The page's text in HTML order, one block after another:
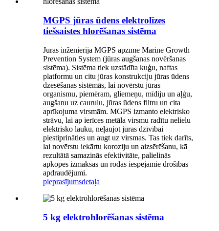
MGPS jūras ūdens elektrolīzes
tiešsaistes hlorēšanas sistēma
Jūras inženierijā MGPS apzīmē Marine Growth
Prevention System (jūras augšanas novēršanas
sistēma). Sistēma tiek uzstādīta kuģu, naftas
platformu un citu jūras konstrukciju jūras ūdens
dzesēšanas sistēmās, lai novērstu jūras
organismu, piemēram, gliemeņu, mīdiju un aļģu,
augšanu uz cauruļu, jūras ūdens filtru un cita
aprīkojuma virsmām. MGPS izmanto elektrisko
strāvu, lai ap ierīces metāla virsmu radītu nelielu
elektrisko lauku, neļaujot jūras dzīvībai
piestiprināties un augt uz virsmas. Tas tiek darīts,
lai novērstu iekārtu koroziju un aizsērēšanu, kā
rezultātā samazinās efektivitāte, palielinās
apkopes izmaksas un rodas iespējamie drošības
apdraudējumi.
pieprasījumsdetaļa
5 kg elektrohlorēšanas sistēma